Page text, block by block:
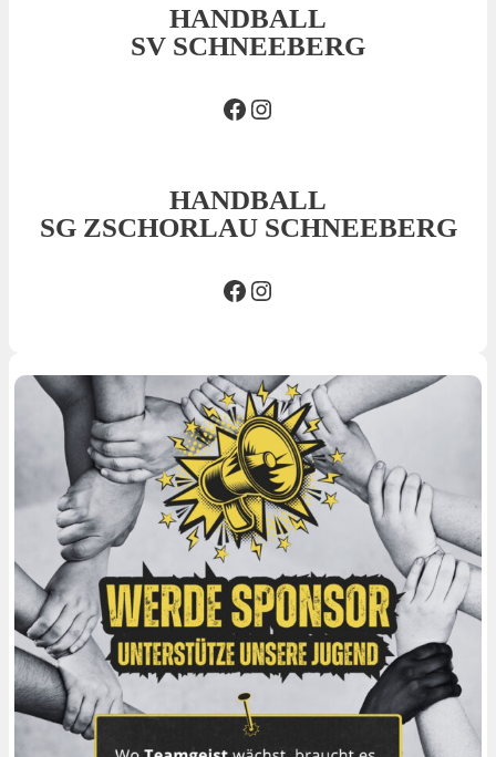
HANDBALL
SV SCHNEEBERG
Facebook SVSInsta SVS
HANDBALL
SG ZSCHORLAU SCHNEEBERG
Facebook SGInsta SG